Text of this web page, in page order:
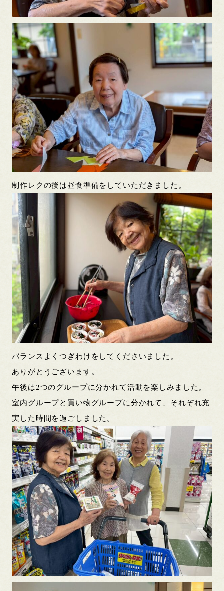
制作レクの後は昼食準備をしていただきました。
バランスよくつぎわけをしてくださいました。
ありがとうございます。
午後は2つのグループに分かれて活動を楽しみました。
室内グループと買い物グループに分かれて、それぞれ充
実した時間を過ごしました。